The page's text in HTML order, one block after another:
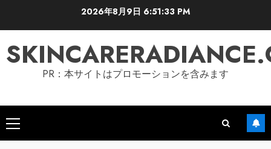
2026年8月9日 6:51:34 PM
PR：本サイトはプロモーションを含みます
Primary
Menu